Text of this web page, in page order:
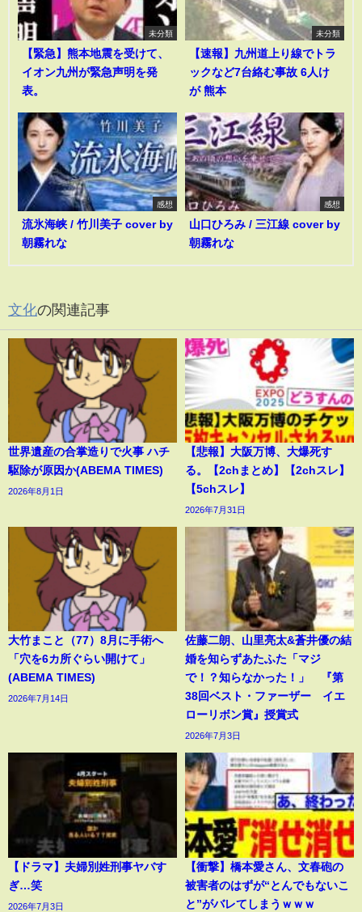
未分類
【緊急】熊本地震を受けて、
イオン九州が緊急声明を発
表。
未分類
【速報】九州道上り線でトラ
ックなど7台絡む事故 6人け
が 熊本
感想
流氷海峡 / 竹川美子 cover by
朝霧れな
感想
山口ひろみ / 三江線 cover by
朝霧れな
文化の関連記事
世界遺産の合掌造りで火事 ハチ
駆除が原因か(ABEMA TIMES)
2026年8月1日
【悲報】大阪万博、大爆死す
る。【2chまとめ】【2chスレ】
【5chスレ】
2026年7月31日
大竹まこと（77）8月に手術へ
「穴を6カ所ぐらい開けて」
(ABEMA TIMES)
2026年7月14日
佐藤二朗、山里亮太&蒼井優の結
婚を知らずあたふた「マジ
で！？知らなかった！」 『第
38回ベスト・ファーザー イエ
ローリボン賞』授賞式
2026年7月3日
【ドラマ】夫婦別姓刑事ヤバす
ぎ…笑
2026年7月3日
【衝撃】橋本愛さん、文春砲の
被害者のはずが“とんでもないこ
と”がバレてしまうｗｗｗ